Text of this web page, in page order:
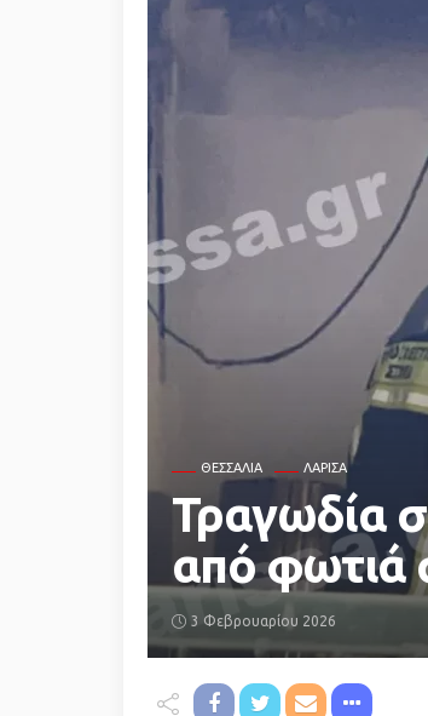
ΘΕΣΣΑΛΊΑ ΛΆΡΙΣΑ
Τραγωδία
από φωτιά
3 Φεβρουαρίου 2026